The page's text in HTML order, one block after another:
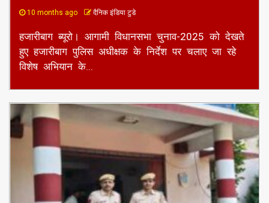
10 months ago दैनिक इंडिया टुडे
हजारीबाग ब्यूरो। आगामी विधानसभा चुनाव-2025 को देखते
हुए हजारीबाग पुलिस अधीक्षक के निर्देश पर चलाए जा रहे
विशेष अभियान के...